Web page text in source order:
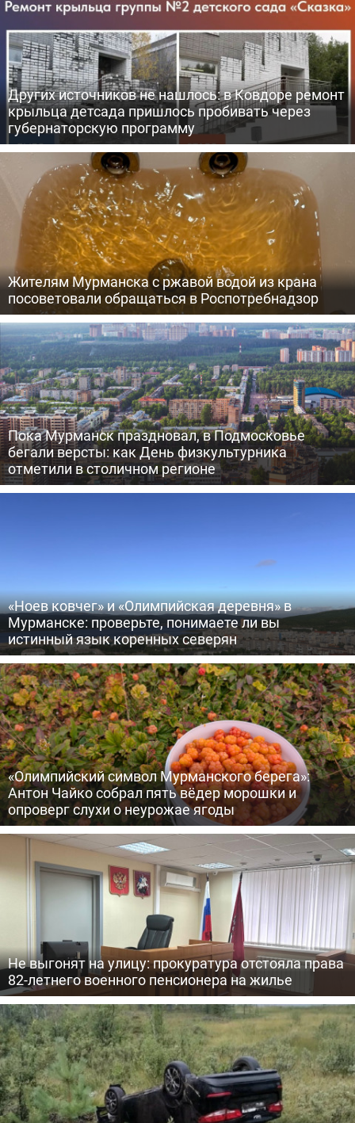
Других источников не нашлось: в Ковдоре ремонт
крыльца детсада пришлось пробивать через
губернаторскую программу
Жителям Мурманска с ржавой водой из крана
посоветовали обращаться в Роспотребнадзор
Пока Мурманск праздновал, в Подмосковье
бегали версты: как День физкультурника
отметили в столичном регионе
«Ноев ковчег» и «Олимпийская деревня» в
Мурманске: проверьте, понимаете ли вы
истинный язык коренных северян
«Олимпийский символ Мурманского берега»:
Антон Чайко собрал пять вёдер морошки и
опроверг слухи о неурожае ягоды
Не выгонят на улицу: прокуратура отстояла права
82-летнего военного пенсионера на жилье